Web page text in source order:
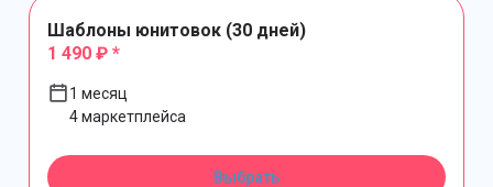
Шаблоны юнитовок (30 дней)
1 490 ₽ *
1 месяц
4 маркетплейса
Выбрать